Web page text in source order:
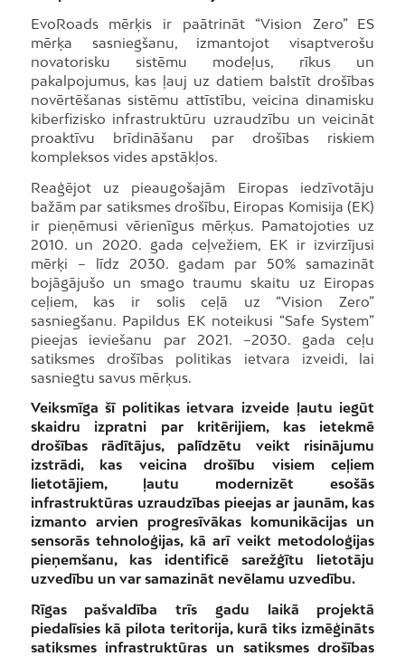
EvoRoads mērķis ir paātrināt “Vision Zero” ES
mērķa sasniegšanu, izmantojot visaptverošu
novatorisku sistēmu modeļus, rīkus un
pakalpojumus, kas ļauj uz datiem balstīt drošības
novērtēšanas sistēmu attīstību, veicina dinamisku
kiberfizisko infrastruktūru uzraudzību un veicināt
proaktīvu brīdināšanu par drošības riskiem
kompleksos vides apstākļos.
Reaģējot uz pieaugošajām Eiropas iedzīvotāju
bažām par satiksmes drošību, Eiropas Komisija (EK)
ir pieņēmusi vērienīgus mērķus. Pamatojoties uz
2010. un 2020. gada ceļvežiem, EK ir izvirzījusi
mērķi – līdz 2030. gadam par 50% samazināt
bojāgājušo un smago traumu skaitu uz Eiropas
ceļiem, kas ir solis ceļā uz “Vision Zero”
sasniegšanu. Papildus EK noteikusi “Safe System”
pieejas ieviešanu par 2021. –2030. gada ceļu
satiksmes drošības politikas ietvara izveidi, lai
sasniegtu savus mērķus.
Veiksmīga šī politikas ietvara izveide ļautu iegūt
skaidru izpratni par kritērijiem, kas ietekmē
drošības rādītājus, palīdzētu veikt risinājumu
izstrādi, kas veicina drošību visiem ceļiem
lietotājiem, ļautu modernizēt esošās
infrastruktūras uzraudzības pieejas ar jaunām, kas
izmanto arvien progresīvākas komunikācijas un
sensorās tehnoloģijas, kā arī veikt metodoloģijas
pieņemšanu, kas identificē sarežģītu lietotāju
uzvedību un var samazināt nevēlamu uzvedību.
Rīgas pašvaldība trīs gadu laikā projektā
piedalīsies kā pilota teritorija, kurā tiks izmēģināts
satiksmes infrastruktūras un satiksmes drošības